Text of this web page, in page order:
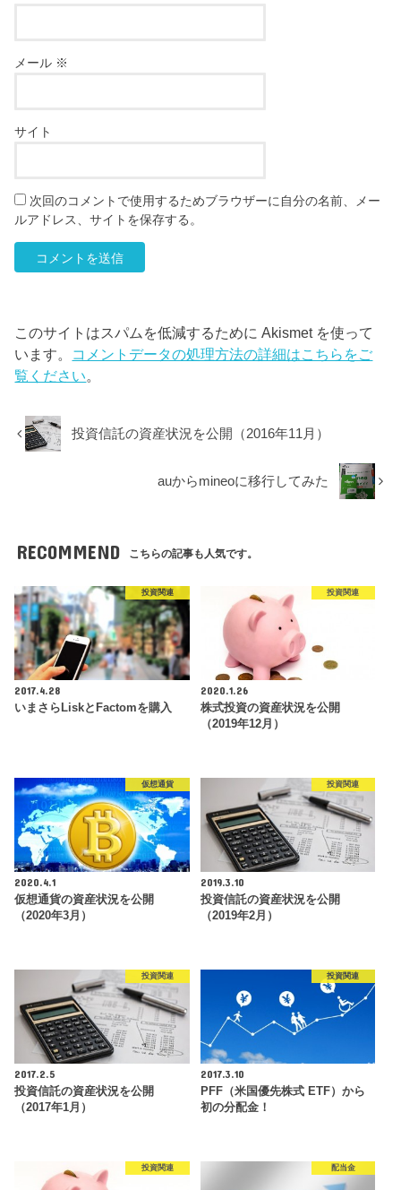
メール ※
サイト
次回のコメントで使用するためブラウザーに自分の名前、メー
ルアドレス、サイトを保存する。
このサイトはスパムを低減するために Akismet を使って
います。 コメントデータの処理方法の詳細はこちらをご
覧ください。
投資信託の資産状況を公開（2016年11月）
auからmineoに移行してみた
RECOMMEND こちらの記事も人気です。
投資関連
2017.4.28
いまさらLiskとFactomを購入
投資関連
2020.1.26
株式投資の資産状況を公開
（2019年12月）
仮想通貨
2020.4.1
仮想通貨の資産状況を公開
（2020年3月）
投資関連
2019.3.10
投資信託の資産状況を公開
（2019年2月）
投資関連
2017.2.5
投資信託の資産状況を公開
（2017年1月）
投資関連
2017.3.10
PFF（米国優先株式 ETF）から
初の分配金！
投資関連 配当金